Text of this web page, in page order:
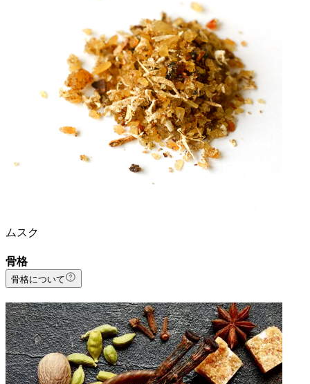
ムスク
骨格
骨格について